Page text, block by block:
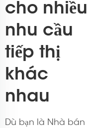
cho nhiều
nhu cầu
tiếp thị
khác
nhau
Dù bạn là Nhà bán